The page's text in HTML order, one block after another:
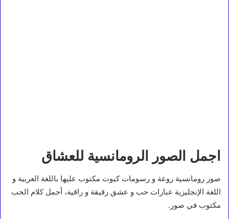
اجمل الصور الرومانسية للعشاق
صور رومانسية روعة و رسومات كيوت مكتوب عليها باللغة العربية و
اللغة الإنجليزية عبارات حب و عشق رقيقة و راقية، أجمل كلام الحب
مكتوب في صور.